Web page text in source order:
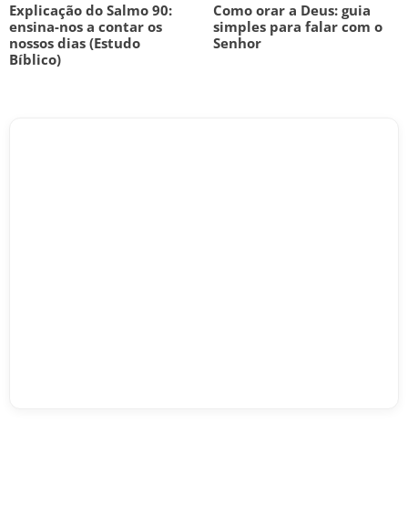
Explicação do Salmo 90:
ensina-nos a contar os
nossos dias (Estudo
Bíblico)
Como orar a Deus: guia
simples para falar com o
Senhor